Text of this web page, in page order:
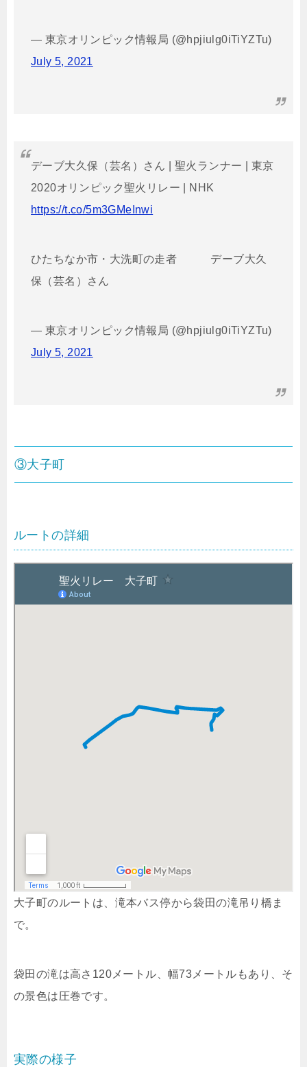
— 東京オリンピック情報局 (@hpjiulg0iTiYZTu)
July 5, 2021
デーブ大久保（芸名）さん | 聖火ランナー | 東京
2020オリンピック聖火リレー | NHK
https://t.co/5m3GMeInwi
ひたちなか市・大洗町の走者 デーブ大久
保（芸名）さん
— 東京オリンピック情報局 (@hpjiulg0iTiYZTu)
July 5, 2021
③大子町
ルートの詳細
大子町のルートは、滝本バス停から袋田の滝吊り橋ま
で。
袋田の滝は高さ120メートル、幅73メートルもあり、そ
の景色は圧巻です。
実際の様子